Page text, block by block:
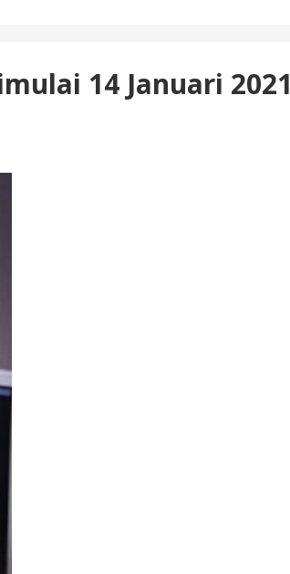
14 Januari 2021